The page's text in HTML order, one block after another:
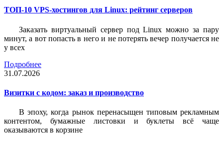
ТОП-10 VPS-хостингов для Linux: рейтинг серверов
Заказать виртуальный сервер под Linux можно за пару
минут, а вот попасть в него и не потерять вечер получается не
у всех
Подробнее
31.07.2026
Визитки c кодом: заказ и производство
В эпоху, когда рынок перенасыщен типовым рекламным
контентом, бумажные листовки и буклеты всё чаще
оказываются в корзине